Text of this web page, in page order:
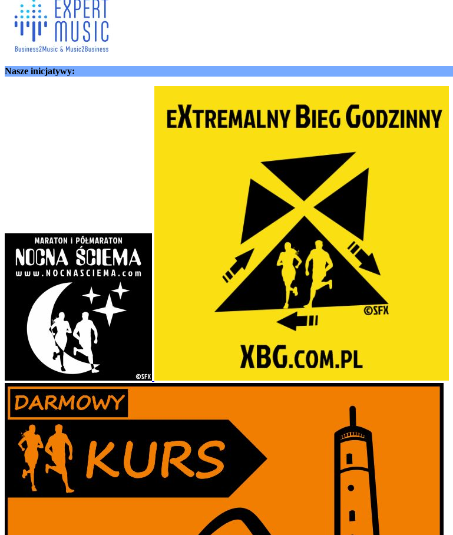
Nasze inicjatywy: